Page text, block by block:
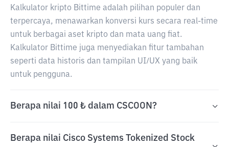
Kalkulator kripto Bittime adalah pilihan populer dan
terpercaya, menawarkan konversi kurs secara real-time
untuk berbagai aset kripto dan mata uang fiat.
Kalkulator Bittime juga menyediakan fitur tambahan
seperti data historis dan tampilan UI/UX yang baik
untuk pengguna.
Berapa nilai 100 ₺ dalam CSCOON?
Berapa nilai Cisco Systems Tokenized Stock